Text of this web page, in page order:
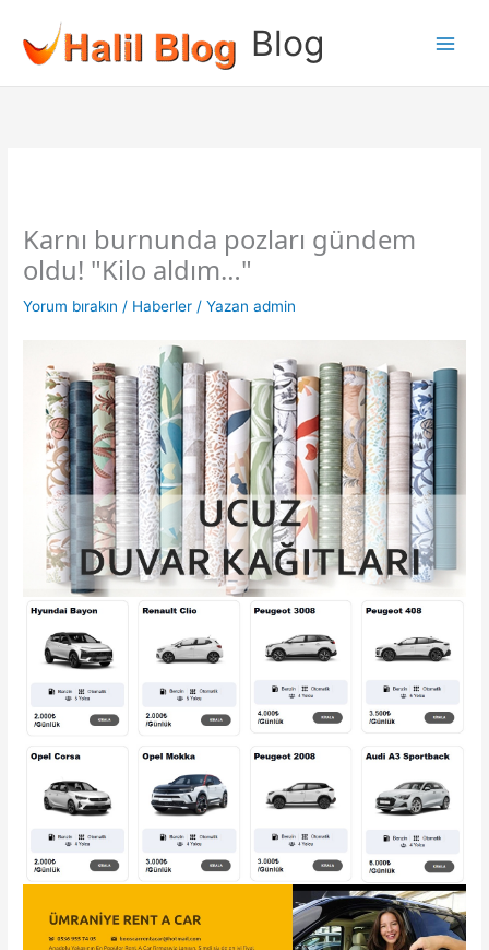
Blog
Karnı burnunda pozları gündem
oldu! "Kilo aldım…"
Yorum bırakın / Haberler / Yazan admin